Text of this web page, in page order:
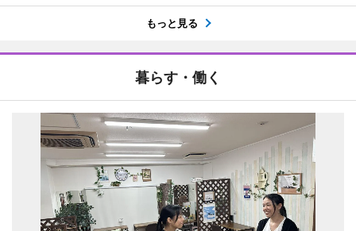
もっと見る
暮らす・働く